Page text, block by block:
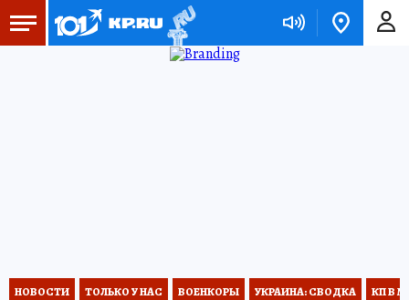
НОВОСТИ ТОЛЬКО У НАС ВОЕНКОРЫ УКРАИНА: СВОДКА КП В